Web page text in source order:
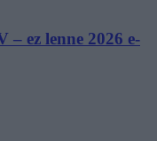
ez lenne 2026 e-